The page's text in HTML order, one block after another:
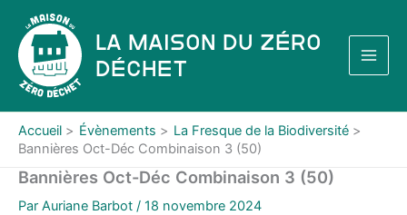
contenu
La Maison du Zéro
Déchet
Accueil Évènements
La Fresque de la Biodiversité
Bannières Oct-Déc Combinaison 3 (50)
Bannières Oct-Déc Combinaison 3 (50)
Par Auriane Barbot / 18 novembre 2024